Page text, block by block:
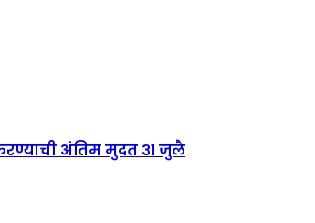
करण्याची अंतिम मुदत ३१ जुलै